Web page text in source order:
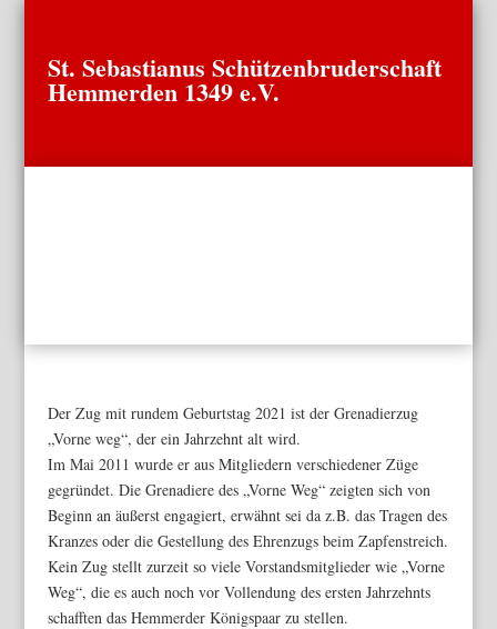
St. Sebastianus Schützenbruderschaft
Hemmerden 1349 e.V.
Der Zug mit rundem Geburtstag 2021 ist der Grenadierzug
„Vorne weg“, der ein Jahrzehnt alt wird.
Im Mai 2011 wurde er aus Mitgliedern verschiedener Züge
gegründet. Die Grenadiere des „Vorne Weg“ zeigten sich von
Beginn an äußerst engagiert, erwähnt sei da z.B. das Tragen des
Kranzes oder die Gestellung des Ehrenzugs beim Zapfenstreich.
Kein Zug stellt zurzeit so viele Vorstandsmitglieder wie „Vorne
Weg“, die es auch noch vor Vollendung des ersten Jahrzehnts
schafften das Hemmerder Königspaar zu stellen.